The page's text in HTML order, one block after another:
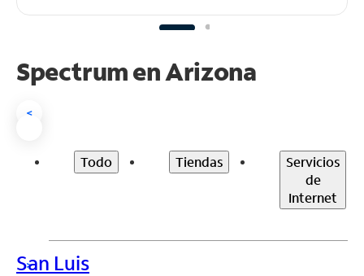
Spectrum enArizona
<
Todo Tiendas
Servicios
de
Internet
>
San Luis